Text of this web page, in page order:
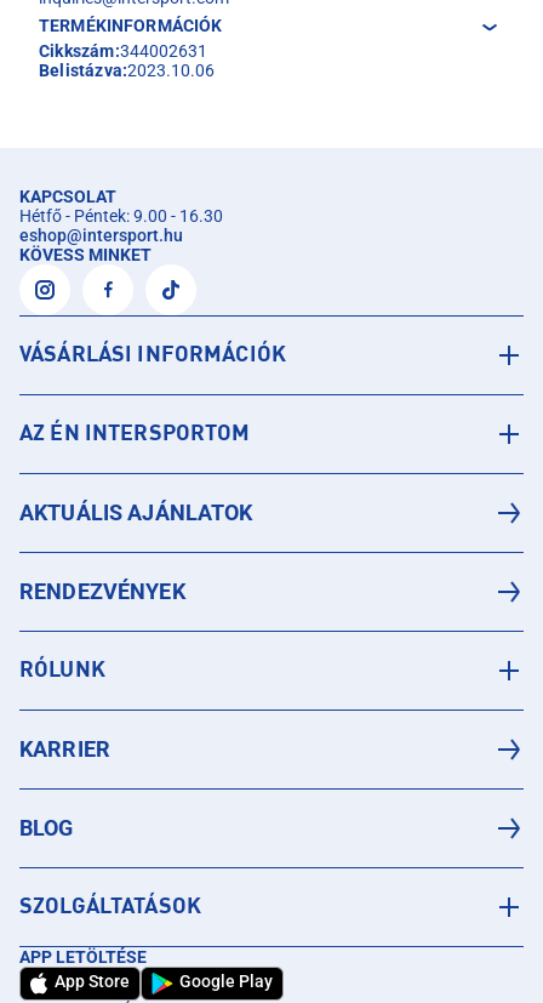
TERMÉKINFORMÁCIÓK
Cikkszám:344002631
Belistázva:2023.10.06
KAPCSOLAT
Hétfő - Péntek: 9.00 - 16.30
eshop@intersport.hu
KÖVESS MINKET
VÁSÁRLÁSI INFORMÁCIÓK
AZ ÉN INTERSPORTOM
AKTUÁLIS AJÁNLATOK
RENDEZVÉNYEK
RÓLUNK
KARRIER
BLOG
SZOLGÁLTATÁSOK
APP LETÖLTÉSE
App Store
Google Play